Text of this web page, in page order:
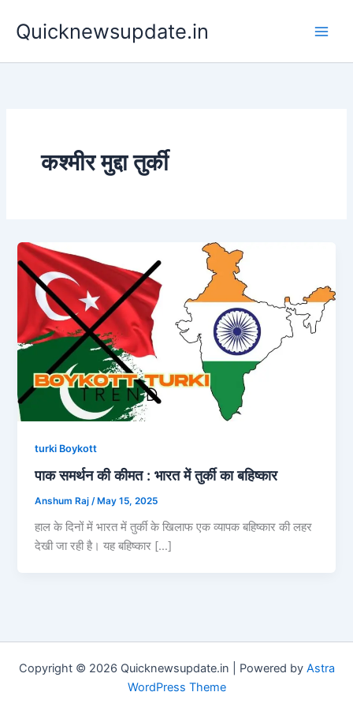
Quicknewsupdate.in
कश्मीर मुद्दा तुर्की
turki Boykott
पाक समर्थन की कीमत : भारत में तुर्की का बहिष्कार
Anshum Raj/ May 15, 2025
हाल के दिनों में भारत में तुर्की के खिलाफ एक व्यापक बहिष्कार की लहर
देखी जा रही है। यह बहिष्कार […]
Copyright © 2026 Quicknewsupdate.in | Powered by Astra
WordPress Theme